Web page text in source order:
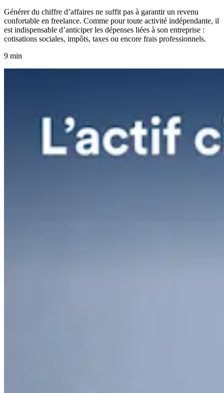
Générer du chiffre d’affaires ne suffit pas à garantir un revenu
confortable en freelance. Comme pour toute activité indépendante, il
est indispensable d’anticiper les dépenses liées à son entreprise :
cotisations sociales, impôts, taxes ou encore frais professionnels.
9 min